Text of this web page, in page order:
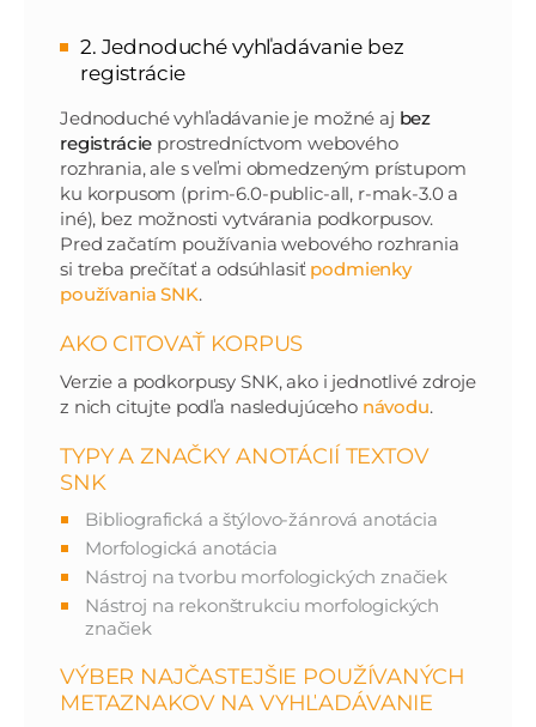
2. Jednoduché vyhľadávanie bez
registrácie
Jednoduché vyhľadávanie je možné aj bez
registrácie prostredníctvom webového
rozhrania, ale s veľmi obmedzeným prístupom
ku korpusom (prim-6.0-public-all, r-mak-3.0 a
iné), bez možnosti vytvárania podkorpusov.
Pred začatím používania webového rozhrania
si treba prečítať a odsúhlasiť podmienky
používania SNK.
AKO CITOVAŤ KORPUS
Verzie a podkorpusy SNK, ako i jednotlivé zdroje
z nich citujte podľa nasledujúceho návodu.
TYPY A ZNAČKY ANOTÁCIÍ TEXTOV
SNK
Bibliografická a štýlovo-žánrová anotácia
Morfologická anotácia
Nástroj na tvorbu morfologických značiek
Nástroj na rekonštrukciu morfologických
značiek
VÝBER NAJČASTEJŠIE POUŽÍVANÝCH
METAZNAKOV NA VYHĽADÁVANIE